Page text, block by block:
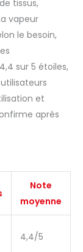
tissus,
vapeur
le besoin,
sur 5 étoiles,
et
après
Note
moyenne
4,4/5